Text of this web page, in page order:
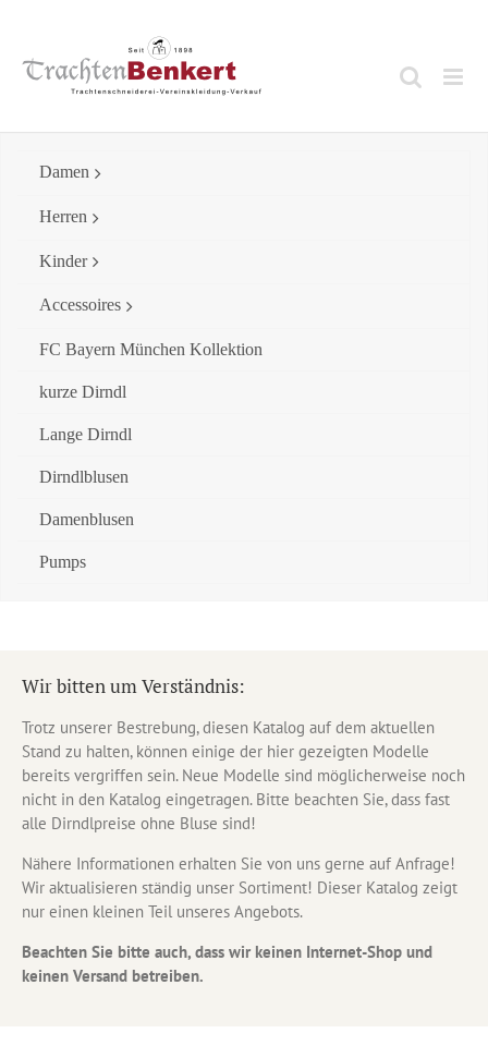
content
Damen
Herren
Kinder
Accessoires
FC Bayern München Kollektion
kurze Dirndl
Lange Dirndl
Dirndlblusen
Damenblusen
Pumps
Wir bitten um Verständnis:
Trotz unserer Bestrebung, diesen Katalog auf dem aktuellen
Stand zu halten, können einige der hier gezeigten Modelle
bereits vergriffen sein. Neue Modelle sind möglicherweise noch
nicht in den Katalog eingetragen. Bitte beachten Sie, dass fast
alle Dirndlpreise ohne Bluse sind!
Nähere Informationen erhalten Sie von uns gerne auf Anfrage!
Wir aktualisieren ständig unser Sortiment! Dieser Katalog zeigt
nur einen kleinen Teil unseres Angebots.
Beachten Sie bitte auch, dass wir keinen Internet-Shop und
keinen Versand betreiben.